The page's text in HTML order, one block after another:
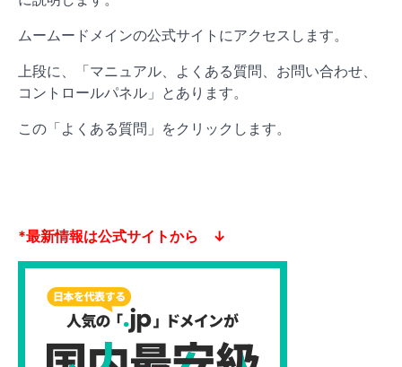
ムームードメインの公式サイトにアクセスします。
上段に、「マニュアル、よくある質問、お問い合わせ、
コントロールパネル」とあります。
この「よくある質問」をクリックします。
*最新情報は公式サイトから ↓